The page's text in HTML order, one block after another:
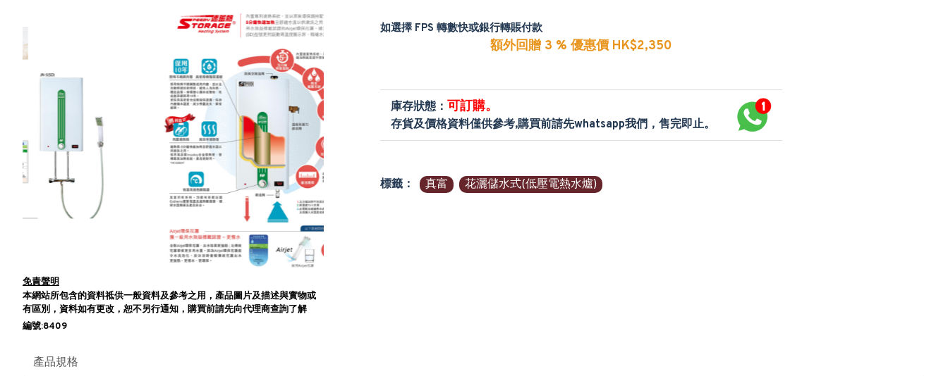
免責聲明
本網站所包含的資料祗供一般資料及參考之用，產品圖片及描述與實物或
有區別，資料如有更改，恕不另行通知，購買前請先向代理商查詢了解
編號:8409
如選擇 FPS 轉數快或銀行轉賬付款
額外回贈 3 % 優惠價 HK$2,350
庫存狀態： 可訂購。
存貨及價格資料僅供參考,購買前請先whatsapp我們，售完即止。
標籤： 真富 花灑儲水式(低壓電熱水爐)
產品規格